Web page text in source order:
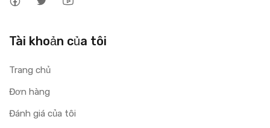
Tài khoản của tôi
Trang chủ
Đơn hàng
Đánh giá của tôi